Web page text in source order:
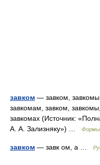
завком — завком,
завкомам, завком,
завкомах (Источник:
А. А. Зализняку») …
Формы
завком — завк ом, а …